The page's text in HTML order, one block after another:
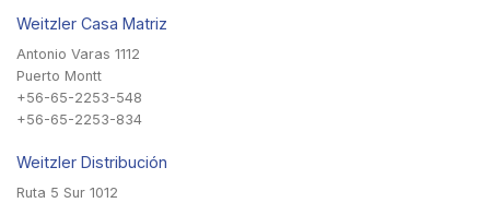
Weitzler Casa Matriz
Antonio Varas 1112
Puerto Montt
+56-65-2253-548
+56-65-2253-834
Weitzler Distribución
Ruta 5 Sur 1012